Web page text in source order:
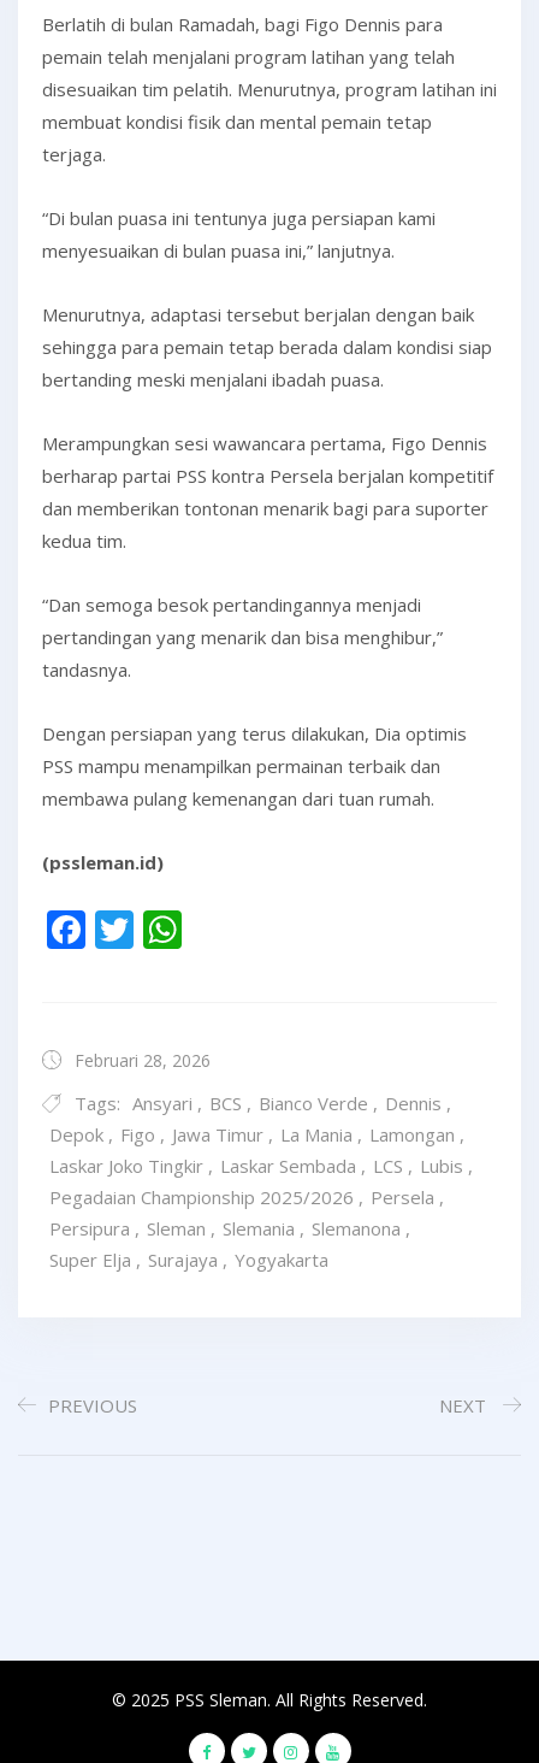
Berlatih di bulan Ramadah, bagi Figo Dennis para
pemain telah menjalani program latihan yang telah
disesuaikan tim pelatih. Menurutnya, program latihan ini
membuat kondisi fisik dan mental pemain tetap
terjaga.
“Di bulan puasa ini tentunya juga persiapan kami
menyesuaikan di bulan puasa ini,” lanjutnya.
Menurutnya, adaptasi tersebut berjalan dengan baik
sehingga para pemain tetap berada dalam kondisi siap
bertanding meski menjalani ibadah puasa.
Merampungkan sesi wawancara pertama, Figo Dennis
berharap partai PSS kontra Persela berjalan kompetitif
dan memberikan tontonan menarik bagi para suporter
kedua tim.
“Dan semoga besok pertandingannya menjadi
pertandingan yang menarik dan bisa menghibur,”
tandasnya.
Dengan persiapan yang terus dilakukan, Dia optimis
PSS mampu menampilkan permainan terbaik dan
membawa pulang kemenangan dari tuan rumah.
(pssleman.id)
Facebook
Twitter
Februari 28, 2026
Tags: Ansyari , BCS , Bianco Verde , Dennis ,
Depok , Figo , Jawa Timur , La Mania , Lamongan ,
Laskar Joko Tingkir , Laskar Sembada , LCS , Lubis ,
Pegadaian Championship 2025/2026 , Persela ,
Persipura , Sleman , Slemania , Slemanona ,
Super Elja , Surajaya , Yogyakarta
PREVIOUS NEXT
© 2025 PSS Sleman. All Rights Reserved.